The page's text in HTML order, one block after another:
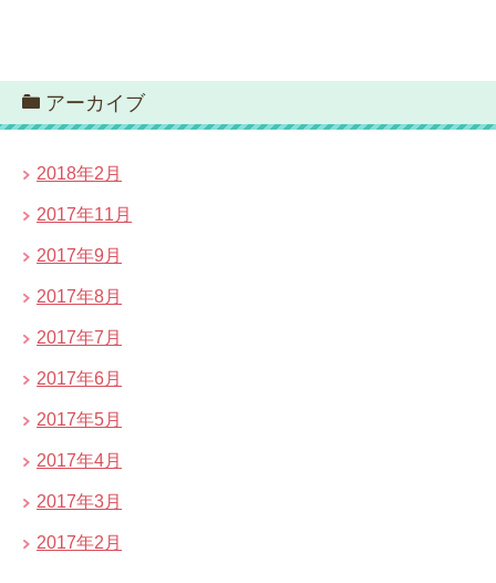
アーカイブ
2018年2月
2017年11月
2017年9月
2017年8月
2017年7月
2017年6月
2017年5月
2017年4月
2017年3月
2017年2月